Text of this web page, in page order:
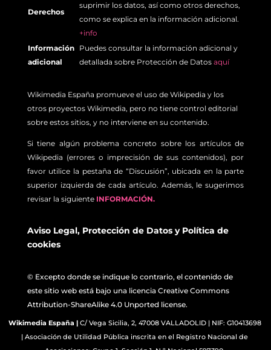
Derechos
suprimir los datos, así como otros derechos,
como se explica en la información adicional.
+info
Información
adicional
Puedes consultar la información adicional y
detallada sobre Protección de Datos aquí
Wikimedia España promueve el uso de Wikipedia y los
otros proyectos Wikimedia, pero no tiene control editorial
sobre estos sitios, y no interviene en su contenido.
Si tiene algún problema concreto sobre los artículos de
Wikipedia (errores o imprecisión de sus contenidos), por
favor utilice la pestaña de “Discusión”, ubicada en la parte
superior izquierda de cada artículo. Además, le sugerimos
revisar la siguiente INFORMACIÓN.
Aviso Legal, Protección de Datosy Política de
cookies
© Excepto donde se indique lo contrario, el contenido de
este sitio web está bajo una licencia Creative Commons
Attribution-ShareAlike 4.0 Unported license.
Wikimedia España | C/ Vega Sicilia, 2, 47008 VALLADOLID | NIF: G10413698
| Asociación de Utilidad Pública inscrita en el Registro Nacional de